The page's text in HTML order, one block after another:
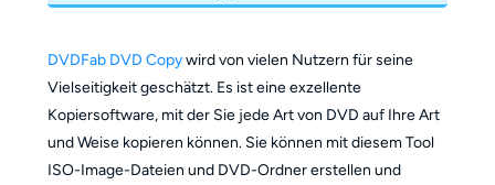
DVDFab DVD Copywird von vielen Nutzern für seine
Vielseitigkeit geschätzt. Es ist eine exzellente
Kopiersoftware, mit der Sie jede Art von DVD auf Ihre Art
und Weise kopieren können. Sie können mit diesem Tool
ISO-Image-Dateien und DVD-Ordner erstellen und